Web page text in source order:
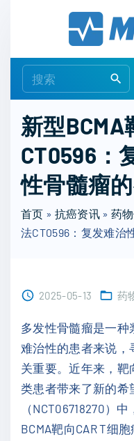
e
r
f
r
:
新型BCMA
CT0596：
性骨髓瘤
首页 » 抗癌资讯» 药
法CT0596：复发难治
2025-05-13 药
多发性骨髓瘤是一
难治性的患者来说，
关重要。近年来，靶
类患者带来了新的希
（NCT06718270）
BCMA靶向CAR T细